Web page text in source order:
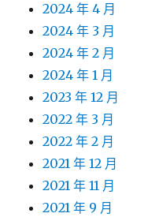
2024 年 4 月
2024 年 3 月
2024 年 2 月
2024 年 1 月
2023 年 12 月
2022 年 3 月
2022 年 2 月
2021 年 12 月
2021 年 11 月
2021 年 9 月